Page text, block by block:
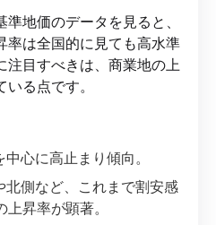
地価のデータを見ると、
率は全国的に見ても高水準
注目すべきは、商業地の上
る点です。
心に高止まり傾向。
北側など、これまで割安感
昇率が顕著。